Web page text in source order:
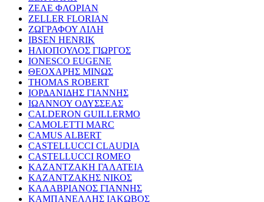
ΖΕΛΕ ΦΛΟΡΙΑΝ
ZELLER FLORIAN
ΖΩΓΡΑΦΟΥ ΛΙΛΗ
IBSEN HENRIK
ΗΛΙΟΠΟΥΛΟΣ ΓΙΩΡΓΟΣ
IONESCO EUGENE
ΘΕΟΧΑΡΗΣ ΜΙΝΩΣ
THOMAS ROBERT
ΙΟΡΔΑΝΙΔΗΣ ΓΙΑΝΝΗΣ
ΙΩΑΝΝΟΥ ΟΔΥΣΣΕΑΣ
CALDERON GUILLERMO
CAMOLETTI MARC
CAMUS ALBERT
CASTELLUCCI CLAUDIA
CASTELLUCCI ROMEO
ΚΑΖΑΝΤΖΑΚΗ ΓΑΛΑΤΕΙΑ
ΚΑΖΑΝΤΖΑΚΗΣ ΝΙΚΟΣ
ΚΑΛΑΒΡΙΑΝΟΣ ΓΙΑΝΝΗΣ
ΚΑΜΠΑΝΕΛΛΗΣ ΙΑΚΩΒΟΣ